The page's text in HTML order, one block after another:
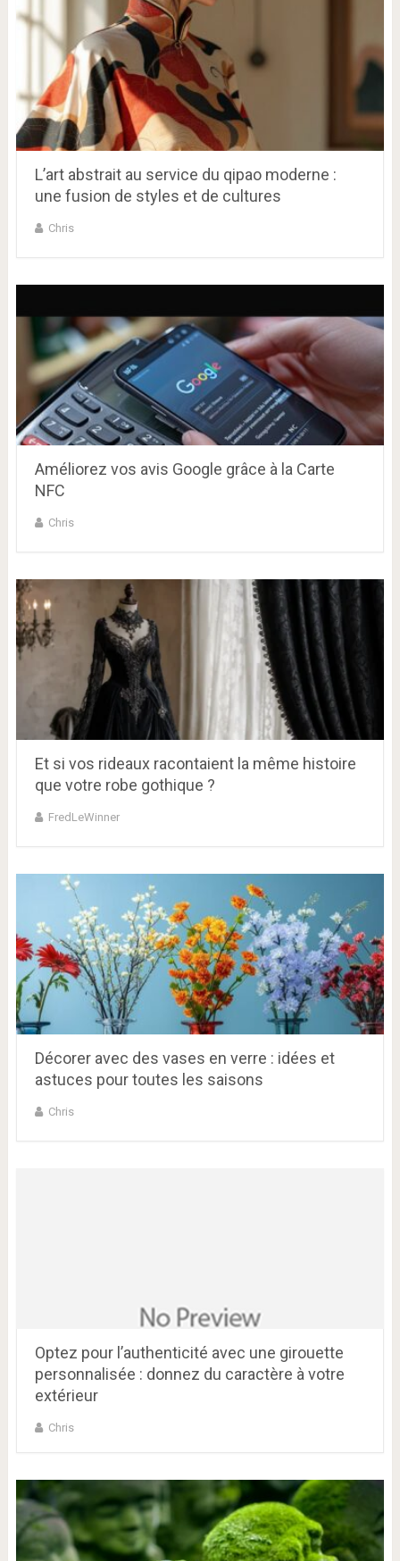
L’art abstrait au service du qipao moderne :
une fusion de styles et de cultures
Chris
Améliorez vos avis Google grâce à la Carte
NFC
Chris
Et si vos rideaux racontaient la même histoire
que votre robe gothique ?
FredLeWinner
Décorer avec des vases en verre : idées et
astuces pour toutes les saisons
Chris
Optez pour l’authenticité avec une girouette
personnalisée : donnez du caractère à votre
extérieur
Chris